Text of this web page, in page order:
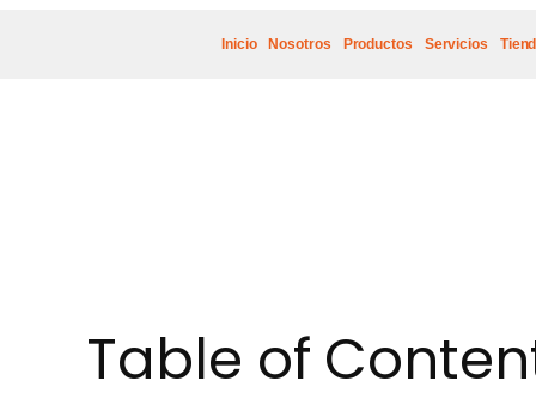
Inicio Nosotros Productos Servicios
Table of